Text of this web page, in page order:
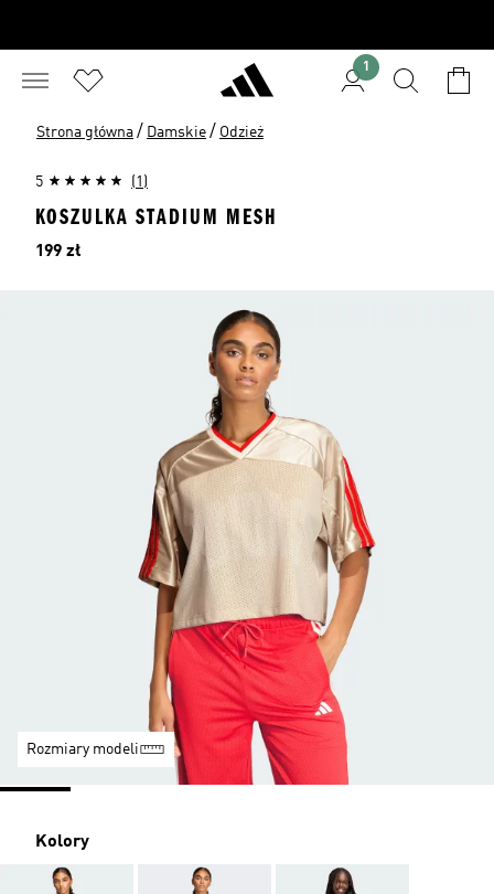
1
Strona główna / Damskie / Odzież
5 (1)
KOSZULKA STADIUM MESH
Cena
199 zł
Rozmiary modeli
Kolory